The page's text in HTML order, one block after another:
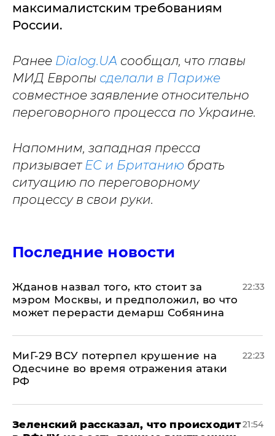
максималистским требованиям
России.
Ранее Dialog.UA сообщал, что главы
МИД Европы сделали в Париже
совместное заявление относительно
переговорного процесса по Украине.
Напомним, западная пресса
призывает ЕС и Британию брать
ситуацию по переговорному
процессу в свои руки.
Последние новости
Жданов назвал того, кто стоит за
мэром Москвы, и предположил, во что
может перерасти демарш Собянина
22:33
МиГ-29 ВСУ потерпел крушение на
Одесчине во время отражения атаки
РФ
22:23
​Зеленский рассказал, что происходит21:54